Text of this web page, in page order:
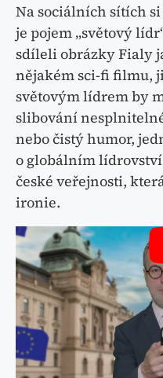
Na sociálních sítích
je pojem „světový
sdíleli obrázky Fialy
nějakém sci-fi filmu,
světovým lídrem by
slibování
nebo čistý humor,
o globálním
české veřejnosti,
ironie.